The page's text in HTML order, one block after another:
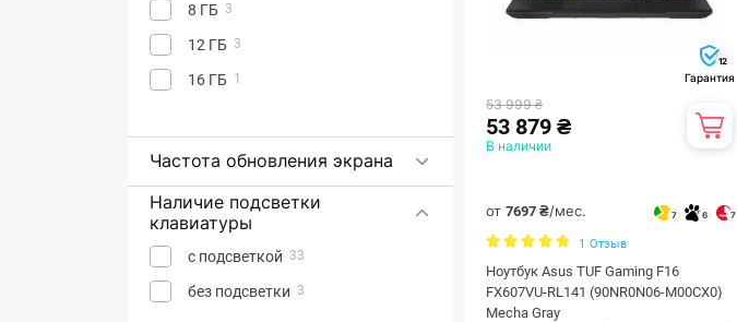
8 ГБ 3
12 ГБ 3
16 ГБ 1
Частота обновления экрана
Наличие подсветки
клавиатуры
с подсветкой 33
без подсветки 3
12
Гарантия
53 999 ₴
53 879 ₴
В наличии
от 7697 ₴/мес. 7 6 7
1 Отзыв
Ноутбук Asus TUF Gaming F16
FX607VU-RL141 (90NR0N06-M00CX0)
Mecha Gray